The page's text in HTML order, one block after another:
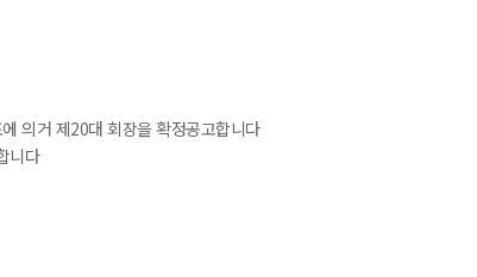
의거 제20대 회장을 확정공고합니다
니다